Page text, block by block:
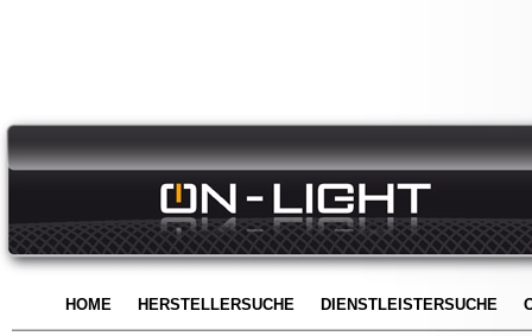
HOME HERSTELLERSUCHE DIENSTLEISTERSUCHE